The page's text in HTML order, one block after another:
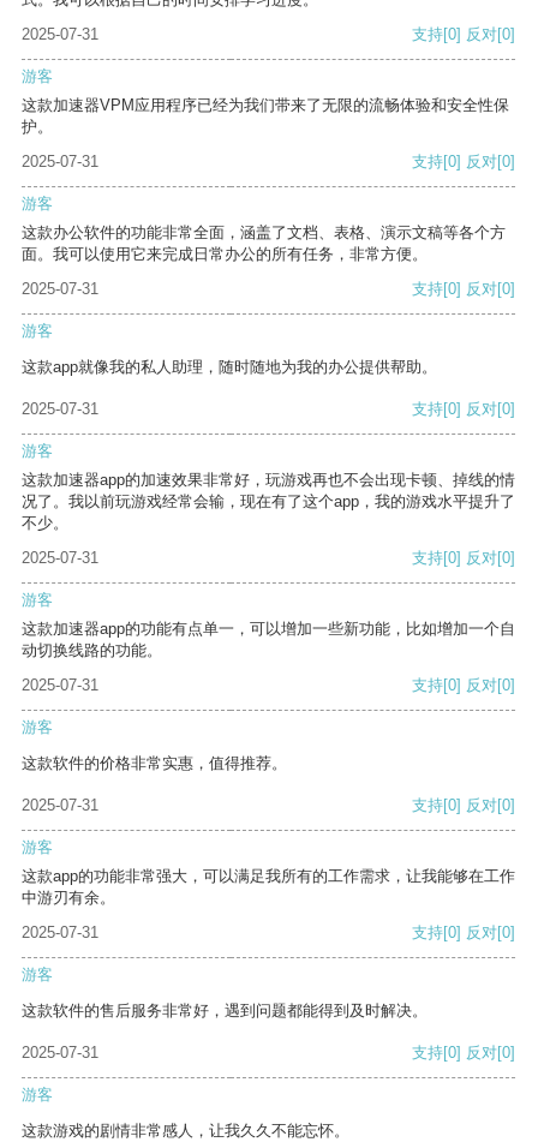
2025-07-31
支持[0] 反对[0]
游客
这款加速器VPM应用程序已经为我们带来了无限的流畅体验和安全性保
护。
2025-07-31
支持[0] 反对[0]
游客
这款办公软件的功能非常全面，涵盖了文档、表格、演示文稿等各个方
面。我可以使用它来完成日常办公的所有任务，非常方便。
2025-07-31
支持[0] 反对[0]
游客
这款app就像我的私人助理，随时随地为我的办公提供帮助。
2025-07-31 支持[0] 反对[0]
游客
这款加速器app的加速效果非常好，玩游戏再也不会出现卡顿、掉线的情
况了。我以前玩游戏经常会输，现在有了这个app，我的游戏水平提升了
不少。
2025-07-31
支持[0] 反对[0]
游客
这款加速器app的功能有点单一，可以增加一些新功能，比如增加一个自
动切换线路的功能。
2025-07-31
支持[0] 反对[0]
游客
这款软件的价格非常实惠，值得推荐。
2025-07-31 支持[0] 反对[0]
游客
这款app的功能非常强大，可以满足我所有的工作需求，让我能够在工作
中游刃有余。
2025-07-31
支持[0] 反对[0]
游客
这款软件的售后服务非常好，遇到问题都能得到及时解决。
2025-07-31 支持[0] 反对[0]
游客
这款游戏的剧情非常感人，让我久久不能忘怀。